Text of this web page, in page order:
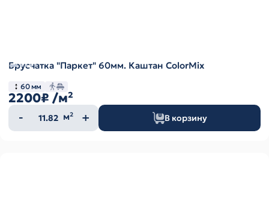
Брусчатка "Паркет" 60мм. Каштан ColorMix
60 мм
2200₽ /м²
Количество
товара
м² В корзину